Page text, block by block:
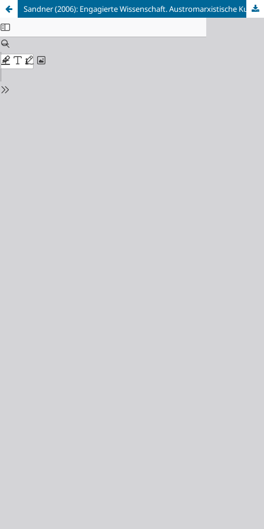
Sandner (2006): Engagierte Wissenschaft. Austromarxistische Kulturstudien und die Anfänge der britischen Cultural Studies